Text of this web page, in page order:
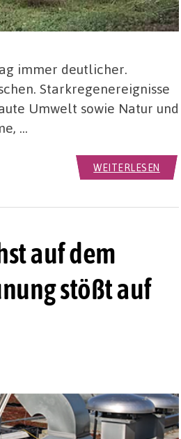
immer deutlicher.
Starkregenereignisse
Umwelt sowie Natur und
…
WEITERLESEN
auf dem
stößt auf